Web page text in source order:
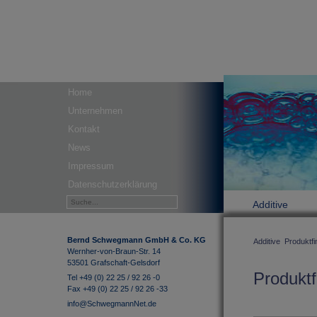
Home
Unternehmen
Kontakt
News
Impressum
Datenschutzerklärung
Bernd Schwegmann GmbH & Co. KG
Wernher-von-Braun-Str. 14
53501 Grafschaft-Gelsdorf
Tel +49 (0) 22 25 / 92 26 -0
Fax +49 (0) 22 25 / 92 26 -33
info@SchwegmannNet.de
Additive
Additive